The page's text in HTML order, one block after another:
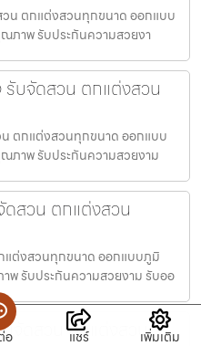
น ตกแต่งสวนทุกขนาด ออกแบบ
ภาพ รับประกันความสวยงา
บจัดสวน ตกแต่งสวน
ตกแต่งสวนทุกขนาด ออกแบบ
ภาพ รับประกันความสวยงาม
สวน ตกแต่งสวน
ต่งสวนทุกขนาด ออกแบบภูมิ
พ รับประกันความสวยงาม รับออ
จัดสวน ตกแต่งสวน
อ แชร์ เพิ่มเติม